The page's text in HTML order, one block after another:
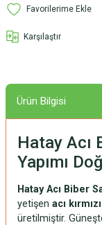
Karşılaştır
Ürün Bilgisi
Hatay Acı
Yapımı
Hatay Acı Biber
yetişen acı
üretilmiştir.